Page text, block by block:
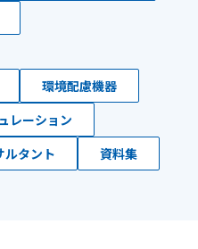
環境配慮機器
レーション
ルタント 資料集